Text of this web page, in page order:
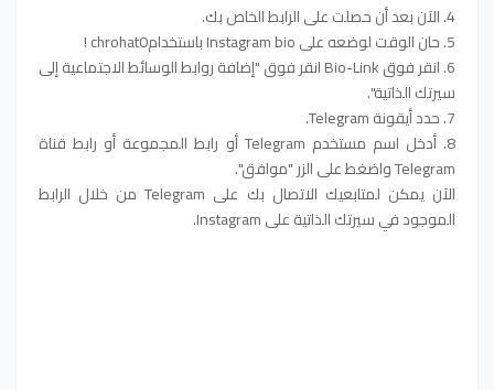
4. الآن بعد أن حصلت على الرابط الخاص بك.
5. حان الوقت لوضعه على Instagram bio باستخدامchrohat0 !
6. انقر فوق Bio-Link انقر فوق "إضافة روابط الوسائط الاجتماعية إلى
سيرتك الذاتية".
7. حدد أيقونة Telegram.
8. أدخل اسم مستخدم Telegram أو رابط المجموعة أو رابط قناة
Telegram واضغط على الزر "موافق".
الآن يمكن لمتابعيك الاتصال بك على Telegram من خلال الرابط
الموجود في سيرتك الذاتية على Instagram.